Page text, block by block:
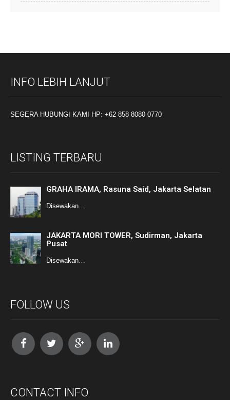
INFO LEBIH LANJUT
SEGERA HUBUNGI KAMI HP: +62 858 8080 0770
LISTING TERBARU
GRAHA IRAMA, Rasuna Said, Jakarta Selatan
Disewakan…
JAKARTA MORI TOWER, Sudirman, Jakarta
Pusat
Disewakan…
FOLLOW US
CONTACT INFO